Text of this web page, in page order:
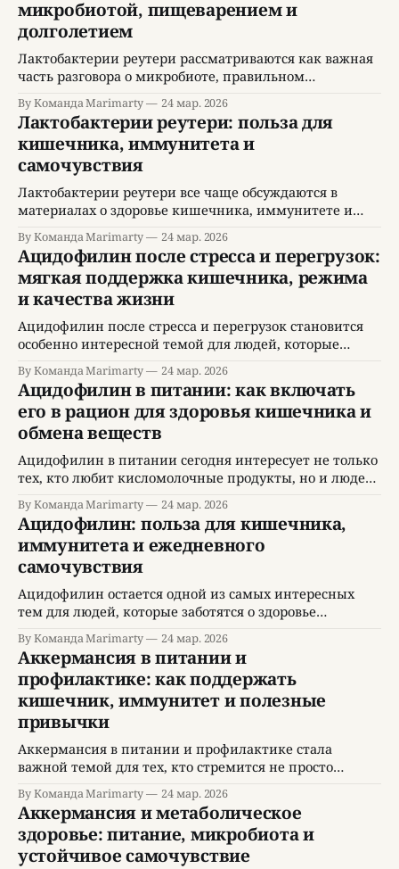
вопросов о состоянии кишечника, переносимости
пищи, иммунной устойчивости, восстановлении
после антибиотиков и даже о том,
микробиотой, пищеварением и
долголетием
Лактобактерии реутери рассматриваются как важная
часть разговора о микробиоте, правильном
пищеварении и современных подходах к
профилактике нарушений здоровья. Интерес к ним
вырос не случайно. Люди стали чаще замечать, что
качество жизни зависит не только от калорийности
питания или количества витаминов, но и от того, как
работает кишечник, насколько стабильна
микрофлора
By Команда Marimarty 24 мар. 2026
Лактобактерии реутери: польза для
кишечника, иммунитета и
самочувствия
Лактобактерии реутери все чаще обсуждаются в
материалах о здоровье кишечника, иммунитете и
качестве жизни, потому что этот микроорганизм
изучается в контексте пищеварения, микробиоты и
общего самочувствия. Когда говорят о поддержке
баланса кишечной флоры, многие люди ищут не
просто модный тренд, а понятный и научно
обоснованный подход. Именно поэтому тема
лактобактерии
By Команда Marimarty 24 мар. 2026
Ацидофилин после стресса и перегрузок:
мягкая поддержка кишечника, режима
и качества жизни
Ацидофилин после стресса и перегрузок становится
особенно интересной темой для людей, которые
чувствуют, что пищеварение начинает реагировать на
ритм жизни. В периоды высокого напряжения,
недосыпа, хаотичного питания и переутомления
кишечник нередко подает сигналы первым.
Возникают тяжесть после еды, нестабильный
аппетит, тяга к быстрым перекусам, ощущение
внутренней усталости и снижение пищеварительного
By Команда Marimarty 24 мар. 2026
Ацидофилин в питании: как включать
его в рацион для здоровья кишечника и
обмена веществ
Ацидофилин в питании сегодня интересует не только
тех, кто любит кисломолочные продукты, но и людей,
которые стараются выстроить рацион для здоровья
кишечника, обмена веществ и устойчивого
самочувствия. В современном ритме жизни организм
часто сталкивается с перегрузкой: нерегулярные
приемы пищи, избыток сахара, слишком быстрые
перекусы, стресс и недосып постепенно ухудшают
пищеварительный
By Команда Marimarty 24 мар. 2026
Ацидофилин: польза для кишечника,
иммунитета и ежедневного
самочувствия
Ацидофилин остается одной из самых интересных
тем для людей, которые заботятся о здоровье
кишечника, пищеварительном комфорте,
иммунитете и качестве жизни. Хотя это название
знакомо многим с детства, сегодня Ацидофилин
рассматривается уже не просто как кисломолочный
продукт, а как часть более широкой темы о
микробиоте, правильном питании, восстановлении
после стресса, профилактике
By Команда Marimarty 24 мар. 2026
Аккермансия в питании и
профилактике: как поддержать
кишечник, иммунитет и полезные
привычки
Аккермансия в питании и профилактике стала
важной темой для тех, кто стремится не просто
устранять отдельные симптомы, а выстраивать
устойчивую систему заботы о здоровье. Современный
подход к профилактике заболеваний все чаще
включает обсуждение микробиоты, барьерной
функции кишечника, качества рациона и роли
By Команда Marimarty 24 мар. 2026
Аккермансия и метаболическое
здоровье: питание, микробиота и
устойчивое самочувствие